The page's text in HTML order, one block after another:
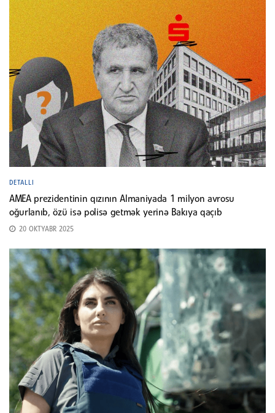
DETALLI
AMEA prezidentinin qızının Almaniyada 1 milyon avrosu
oğurlanıb, özü isə polisə getmək yerinə Bakıya qaçıb
20 OKTYABR 2025